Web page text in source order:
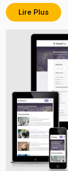
Lire Plus